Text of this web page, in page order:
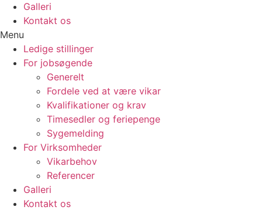
Galleri
Kontakt os
Menu
Ledige stillinger
For jobsøgende
Generelt
Fordele ved at være vikar
Kvalifikationer og krav
Timesedler og feriepenge
Sygemelding
For Virksomheder
Vikarbehov
Referencer
Galleri
Kontakt os